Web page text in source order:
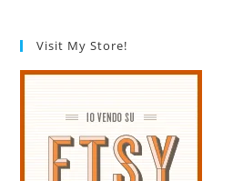
Visit My Store!